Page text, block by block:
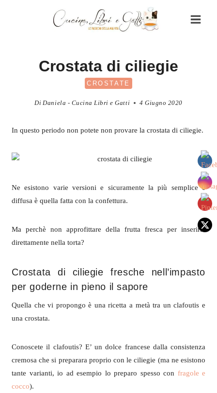
Crostata di ciliegie
CROSTATE
Di Daniela - Cucina Libri e Gatti 4 Giugno 2020
In questo periodo non potete non provare la crostata di ciliegie.
Ne esistono varie versioni e sicuramente la più semplice e
diffusa è quella fatta con la confettura.
Ma perchè non approfittare della frutta fresca per inserirla
direttamente nella torta?
Crostata di ciliegie fresche nell’impasto
per goderne in pieno il sapore
Quella che vi propongo è una ricetta a metà tra un clafoutis e
una crostata.
Conoscete il clafoutis? E’ un dolce francese dalla consistenza
cremosa che si preparara proprio con le ciliegie (ma ne esistono
tante varianti, io ad esempio lo preparo spesso con fragole e
cocco).